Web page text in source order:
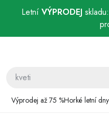
Letní VÝPRODEJ
Výprodej až 75 %Horké letní dny
Bazénová sezóna